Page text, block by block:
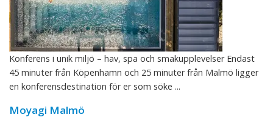
Konferens i unik miljö – hav, spa och smakupplevelser Endast
45 minuter från Köpenhamn och 25 minuter från Malmö ligger
en konferensdestination för er som söke ...
Moyagi Malmö